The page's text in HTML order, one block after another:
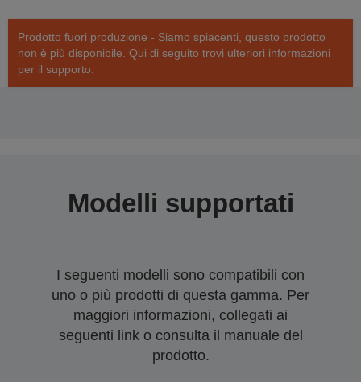
Prodotto fuori produzione - Siamo spiacenti, questo prodotto
non è più disponibile. Qui di seguito trovi ulteriori informazioni
per il supporto.
Modelli supportati
I seguenti modelli sono compatibili con
uno o più prodotti di questa gamma. Per
maggiori informazioni, collegati ai
seguenti link o consulta il manuale del
prodotto.